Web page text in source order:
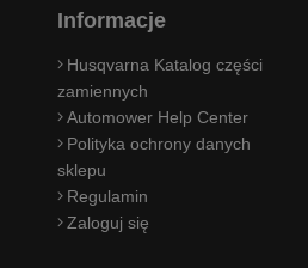
Informacje
Husqvarna Katalog części
zamiennych
Automower Help Center
Polityka ochrony danych
sklepu
Regulamin
Zaloguj się